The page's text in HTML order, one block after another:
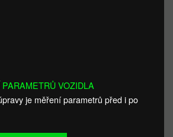
VOZIDLA
je měření parametrů před i po